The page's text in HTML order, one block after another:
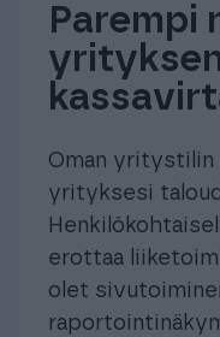
Parempi
Oman yritystilin
yrityksesi
erottaa
olet